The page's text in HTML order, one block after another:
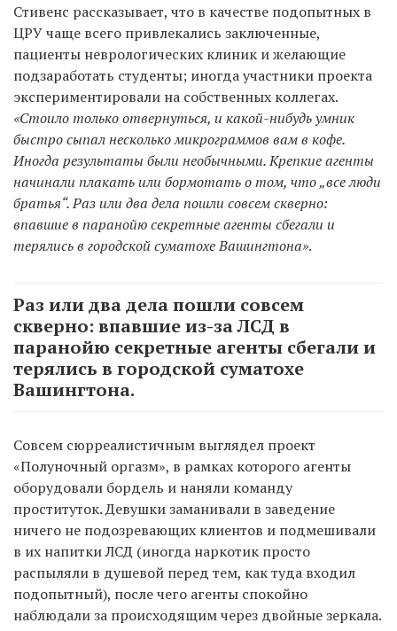
Стивенс рассказывает, что в качестве подопытных в
ЦРУ чаще всего привлекались заключенные,
пациенты неврологических клиник и желающие
подзаработать студенты; иногда участники проекта
экспериментировали на собственных коллегах.
«Стоило только отвернуться, и какой-нибудь умник
быстро сыпал несколько микрограммов вам в кофе.
Иногда результаты были необычными. Крепкие агенты
начинали плакать или бормотать о том, что „все люди
братья“. Раз или два дела пошли совсем скверно:
впавшие в паранойю секретные агенты сбегали и
терялись в городской суматохе Вашингтона».
Раз или два дела пошли совсем
скверно: впавшие из-за ЛСД в
паранойю секретные агенты сбегали и
терялись в городской суматохе
Вашингтона.
Совсем сюрреалистичным выглядел проект
«Полуночный оргазм», в рамках которого агенты
оборудовали бордель и наняли команду
проституток. Девушки заманивали в заведение
ничего не подозревающих клиентов и подмешивали
в их напитки ЛСД (иногда наркотик просто
распыляли в душевой перед тем, как туда входил
подопытный), после чего агенты спокойно
наблюдали за происходящим через двойные зеркала.